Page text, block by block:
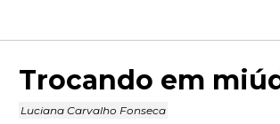
Trocando em
Luciana Carvalho Fonseca